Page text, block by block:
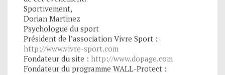
Sportivement,
Dorian Martinez
Psychologue du sport
Président de l’association Vivre Sport :
http://www.vivre-sport.com
Fondateur du site : http://www.dopage.com
Fondateur du programme WALL-Protect :